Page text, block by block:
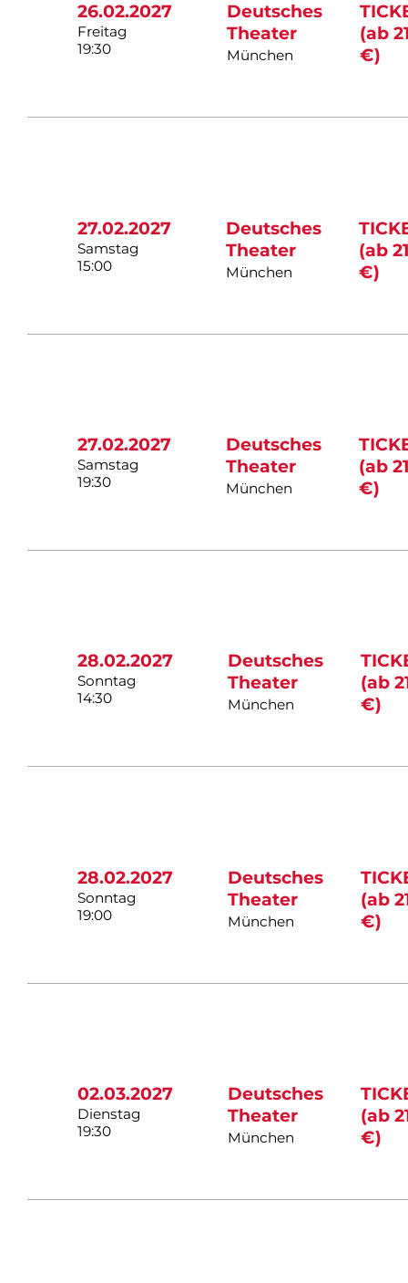
26.02.2027
Freitag
19:30
Deutsches
Theater
München
(ab
€)
27.02.2027
Samstag
15:00
Deutsches
Theater
München
(ab
€)
27.02.2027
Samstag
19:30
Deutsches
Theater
München
(ab
€)
28.02.2027
Sonntag
14:30
Deutsches
Theater
München
(ab
€)
28.02.2027
Sonntag
19:00
Deutsches
Theater
München
(ab
€)
02.03.2027
Dienstag
19:30
Deutsches
Theater
München
(ab
€)